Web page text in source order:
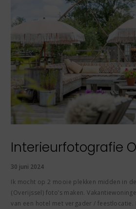
Interieurfotografie
30 juni 2024
Ik mocht op 2 mooie plekken midden in
(Overijssel) foto’s maken.
van een hotel met vergader / feestlocatie.